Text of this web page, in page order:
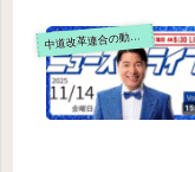
中道改革連合の動画をテキスト要約